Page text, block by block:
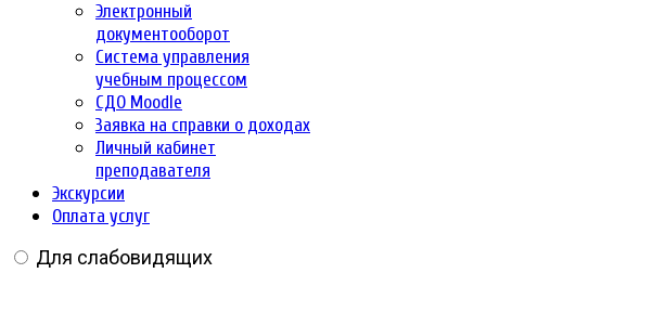
Электронный
документооборот
Система управления
учебным процессом
СДО Moodle
Заявка на справки о доходах
Личный кабинет
преподавателя
Экскурсии
Оплата услуг
Для слабовидящих